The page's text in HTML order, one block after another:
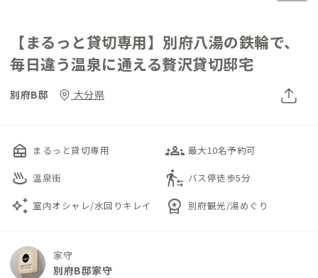
【まるっと貸切専用】別府八湯の鉄輪で、
毎日違う温泉に通える贅沢貸切邸宅
別府B邸 大分県
nest_multi_room まるっと貸切専用 groups_3 最大10名予約可
onsen 温泉街 transfer_within_a_station バス停徒歩5分
auto_awesome 室内オシャレ/水回りキレイ workspace_premium 別府観光/湯めぐり
家守
別府B邸家守